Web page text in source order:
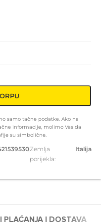
samo tačne podatke. Ako na
informacije, molimo Vas da
su simbolične.
|Zemlja
porijekla:
Italija
PLAĆANJA I DOSTAVA